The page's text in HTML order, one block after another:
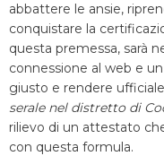
abbattere le ansie,
conquistare la
questa premessa, sarà
connessione al web e
giusto e rendere
serale nel distretto di
rilievo di un attestato
con questa formula.